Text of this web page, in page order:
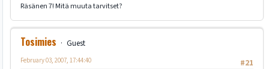
Räsänen 7! Mitä muuta tarvitset?
Tosimies
Guest
#21
February 03, 2007, 17:44:40